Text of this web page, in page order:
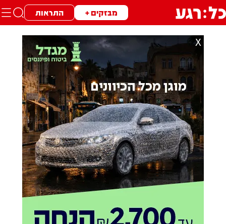
מבזקים + התראות
X